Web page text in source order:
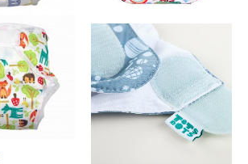
a
termékoldalon
választhatók
ki